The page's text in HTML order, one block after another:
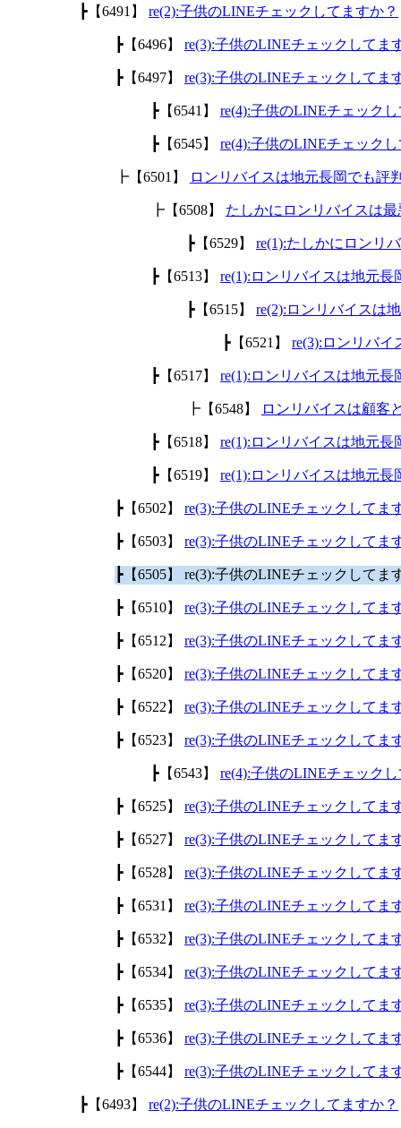
┣【6491】 re(2):子供のLINEチェックしてますか？
┣【6496】 re(3):子供のLINEチェックしてま
┣【6497】 re(3):子供のLINEチェックしてま
┣【6541】 re(4):子供のLINEチェック
┣【6545】 re(4):子供のLINEチェック
┣【6501】 ロンリバイスは地元長岡でも評
┣【6508】 たしかにロンリバイスは
┣【6529】 re(1):たしかにロンリ
┣【6513】 re(1):ロンリバイスは地元
┣【6515】 re(2):ロンリバイスは
┣【6521】 re(3):ロンリバ
┣【6517】 re(1):ロンリバイスは地元
┣【6548】 ロンリバイスは顧客
┣【6518】 re(1):ロンリバイスは地元
┣【6519】 re(1):ロンリバイスは地元
┣【6502】 re(3):子供のLINEチェックしてま
┣【6503】 re(3):子供のLINEチェックしてま
┣【6505】 re(3):子供のLINEチェックしてま
┣【6510】 re(3):子供のLINEチェックしてま
┣【6512】 re(3):子供のLINEチェックしてま
┣【6520】 re(3):子供のLINEチェックしてま
┣【6522】 re(3):子供のLINEチェックしてま
┣【6523】 re(3):子供のLINEチェックしてま
┣【6543】 re(4):子供のLINEチェック
┣【6525】 re(3):子供のLINEチェックしてま
┣【6527】 re(3):子供のLINEチェックしてま
┣【6528】 re(3):子供のLINEチェックしてま
┣【6531】 re(3):子供のLINEチェックしてま
┣【6532】 re(3):子供のLINEチェックしてま
┣【6534】 re(3):子供のLINEチェックしてま
┣【6535】 re(3):子供のLINEチェックしてま
┣【6536】 re(3):子供のLINEチェックしてま
┣【6544】 re(3):子供のLINEチェックしてま
┣【6493】 re(2):子供のLINEチェックしてますか？